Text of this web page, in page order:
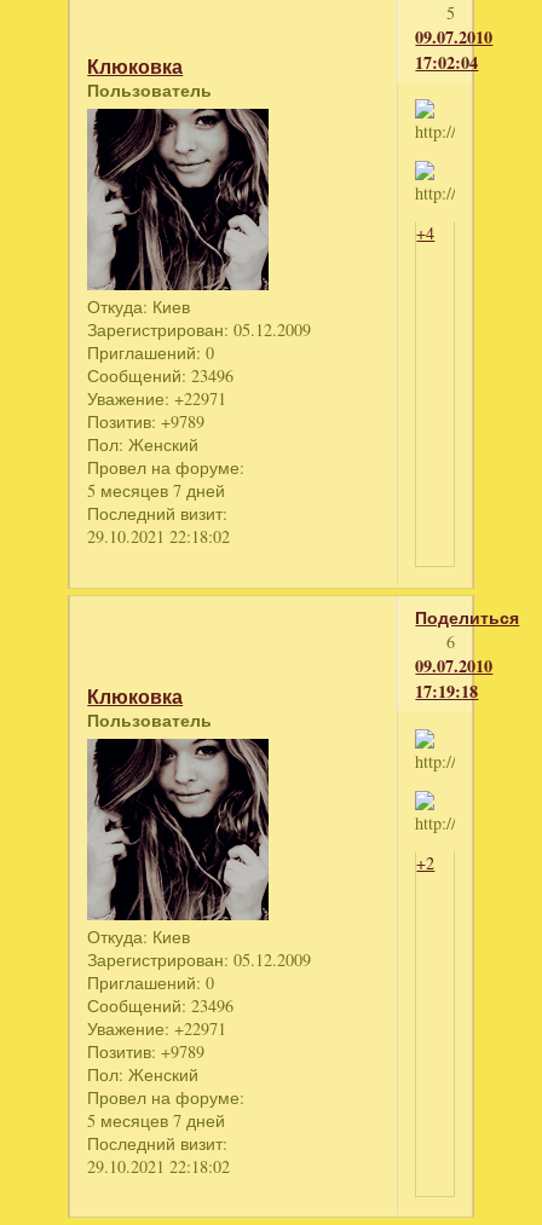
5
09.07.2010
17:02:04
Клюковка
Пользователь
Откуда: Киев
Зарегистрирован: 05.12.2009
Приглашений: 0
Сообщений: 23496
Уважение: +22971
Позитив: +9789
Пол: Женский
Провел на форуме:
5 месяцев 7 дней
Последний визит:
29.10.2021 22:18:02
+4
Поделиться
6
09.07.2010
17:19:18
Клюковка
Пользователь
Откуда: Киев
Зарегистрирован: 05.12.2009
Приглашений: 0
Сообщений: 23496
Уважение: +22971
Позитив: +9789
Пол: Женский
Провел на форуме:
5 месяцев 7 дней
Последний визит:
29.10.2021 22:18:02
+2